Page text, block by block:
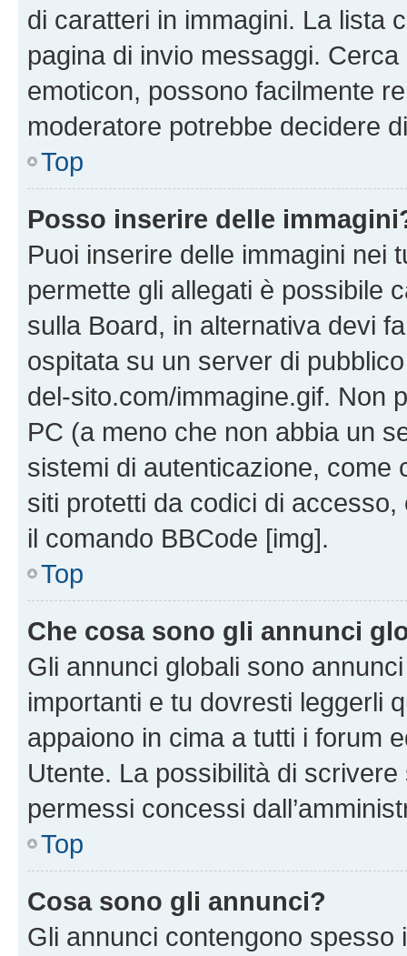
di caratteri in immagini. La lista
pagina di invio messaggi.
emoticon, possono facilmente
moderatore potrebbe decidere
Top
Posso inserire delle
Puoi inserire delle immagini nei
permette gli allegati è possibile
sulla Board, in alternativa devi
ospitata su un server di
del-sito.com/immagine.gif. Non
PC (a meno che non abbia un
sistemi di autenticazione, come
siti protetti da codici di
il comando BBCode [img].
Top
Che cosa sono gli annunci
Gli annunci globali sono
importanti e tu dovresti leggerli
appaiono in cima a tutti i forum
Utente. La possibilità di
permessi concessi
Top
Cosa sono gli annunci?
Gli annunci contengono